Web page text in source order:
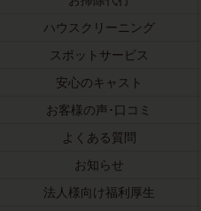
ハウスクリーニング
スポットサービス
安心のキャスト
お客様の声･口コミ
よくある質問
お知らせ
法人様向け福利厚生